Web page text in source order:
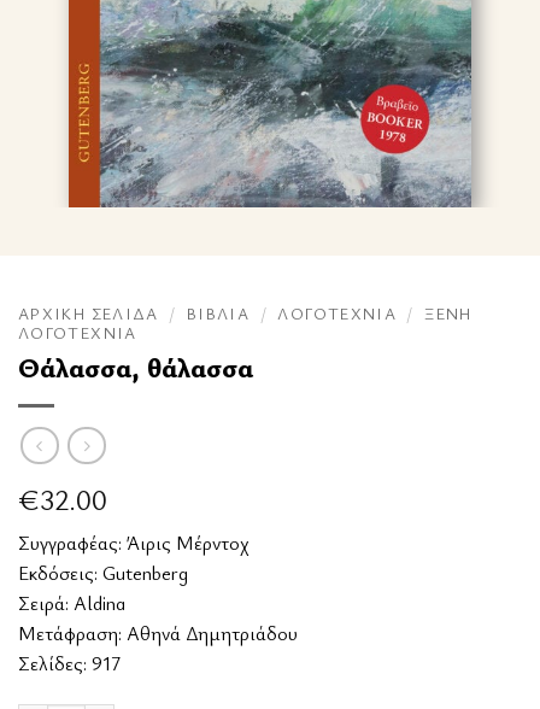
ΑΡΧΙΚΉ ΣΕΛΊΔΑ / ΒΙΒΛΊΑ / ΛΟΓΟΤΕΧΝΊΑ /
ΞΈΝΗ
ΛΟΓΟΤΕΧΝΊΑ
Θάλασσα, θάλασσα
€32.00
Συγγραφέας: Άιρις Μέρντοχ
Εκδόσεις: Gutenberg
Σειρά: Aldina
Μετάφραση: Αθηνά Δημητριάδου
Σελίδες: 917